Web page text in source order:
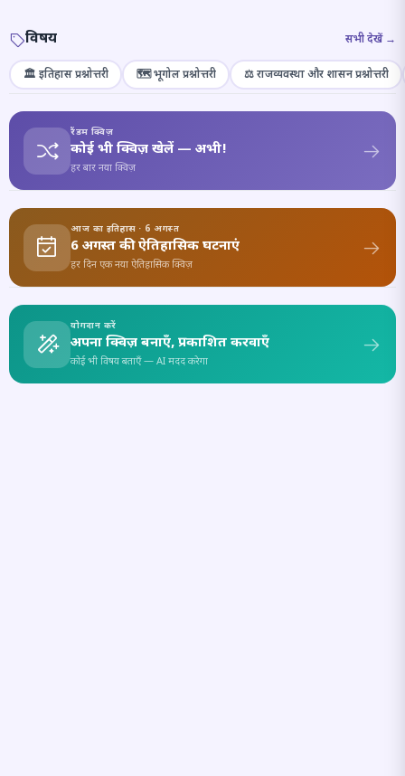
विषय सभी देखें →
🏛️ इतिहास प्रश्नोत्तरी 🗺️ भूगोल प्रश्नोत्तरी ⚖️ राजव्यवस्था और शासन प्रश्नोत्तरी
रैंडम क्विज़
कोई भी क्विज़ खेलें — अभी!
हर बार नया क्विज़
आज का इतिहास · 6 अगस्त
6 अगस्त की ऐतिहासिक घटनाएं
हर दिन एक नया ऐतिहासिक क्विज़
योगदान करें
अपना क्विज़ बनाएँ, प्रकाशित करवाएँ
कोई भी विषय बताएँ — AI मदद करेगा